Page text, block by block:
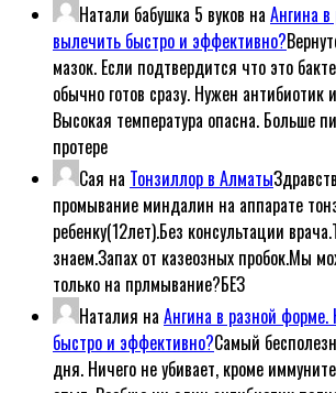
Натали бабушка 5 вуков на Ангина
вылечить быстро и эффективно?
мазок. Если подтвердится что это
обычно готов сразу. Нужен
Высокая температура опасна. Больше
протере
Сая на Тонзиллор в Алматы
промывание миндалин на аппарате
ребенку(12лет).Без консультации
знаем.Запах от казеозных пробок.Мы
только на прлмывание?БЕЗ
Наталия на Ангина в разной
быстро и эффективно?Самый
дня. Ничего не убивает, кроме